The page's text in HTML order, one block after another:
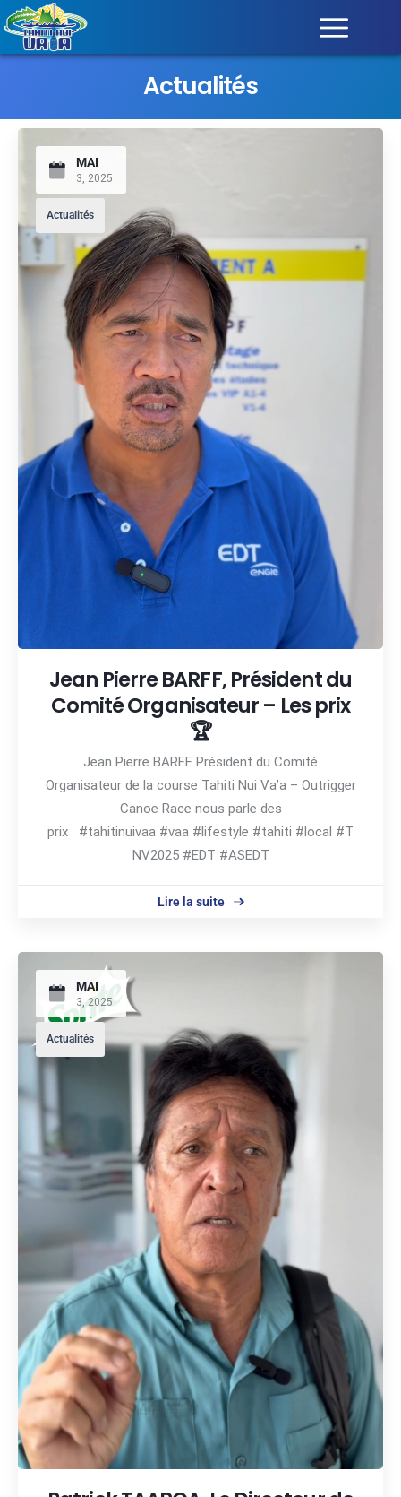
Actualités
MAI
3, 2025
Actualités
Jean Pierre BARFF, Président du
Comité Organisateur – Les prix
🏆
Jean Pierre BARFF Président du Comité
Organisateur de la course Tahiti Nui Va’a – Outrigger
Canoe Race nous parle des
prix #tahitinuivaa #vaa #lifestyle #tahiti #local #T
NV2025 #EDT #ASEDT
Lire la suite
MAI
3, 2025
Actualités